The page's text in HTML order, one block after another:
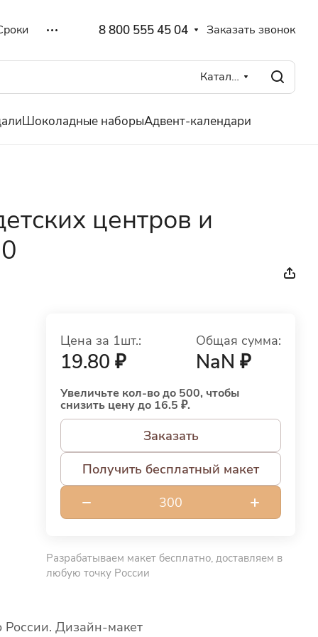
8 800 555 45 04 Заказать звонок
Каталог
Шоколадные наборыАдвент-календари
центров и
Цена за 1шт.:
19.80 ₽
Общая сумма:
NaN ₽
Увеличьте кол-во до 500, чтобы
снизить цену до 16.5 ₽.
Заказать
Получить бесплатный макет
Разрабатываем макет бесплатно, доставляем в
любую точку России
России. Дизайн-макет